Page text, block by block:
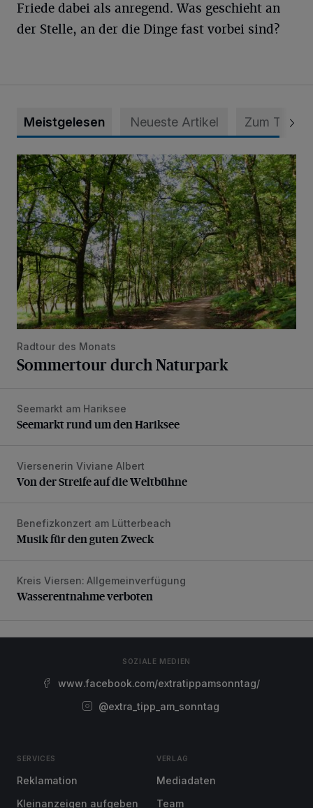
Friede dabei als anregend. Was geschieht an
der Stelle, an der die Dinge fast vorbei sind?
Meistgelesen Neueste Artikel Zum Thema
Sommertour durch Naturpark
Radtour des Monats
Sommertour durch Naturpark
Seemarkt rund um den Hariksee
Seemarkt am Hariksee
Seemarkt rund um den Hariksee
Von der Streife auf die Weltbühne
Viersenerin Viviane Albert
Von der Streife auf die Weltbühne
Musik für den guten Zweck
Benefizkonzert am Lütterbeach
Musik für den guten Zweck
Wasserentnahme verboten
Kreis Viersen: Allgemeinverfügung
Wasserentnahme verboten
SOZIALE MEDIEN
www.facebook.com/extratippamsonntag/
@extra_tipp_am_sonntag
SERVICES
Reklamation
Kleinanzeigen aufgeben
VERLAG
Mediadaten
Team